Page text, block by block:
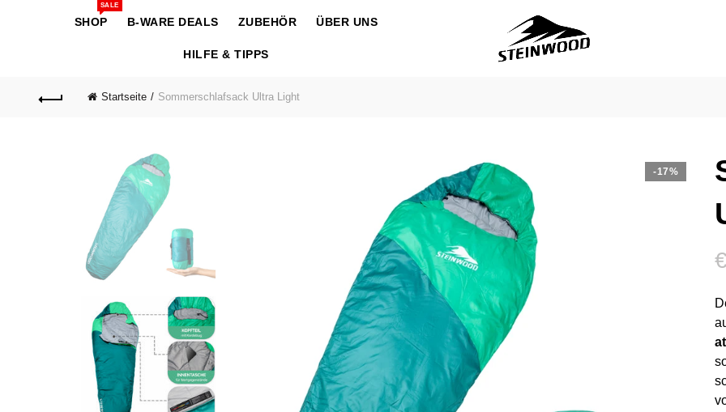
SHOP
SALE
B-WARE DEALS ZUBEHÖR ÜBER UNS
HILFE & TIPPS
Startseite Sommerschlafsack Ultra Light
-17%